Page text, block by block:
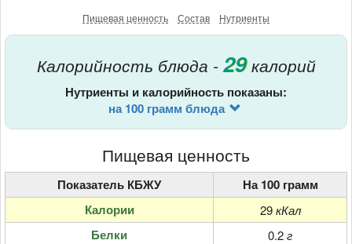
Пищевая ценность Состав Нутриенты
Калорийность блюда -29 калорий
Нутриенты и калорийность показаны:
на 100 грамм блюда
Пищевая ценность
Показатель КБЖУ
На 100 грамм
Калории
29 кКал
Белки 0.2г